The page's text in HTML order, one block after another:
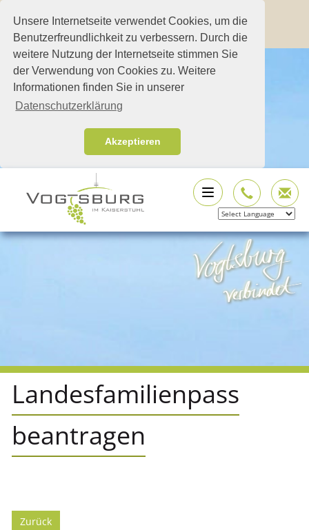
Unsere Internetseite verwendet Cookies, um die
Benutzerfreundlichkeit zu verbessern. Durch die
weitere Nutzung der Internetseite stimmen Sie
der Verwendung von Cookies zu. Weitere
Informationen finden Sie in unserer
Datenschutzerklärung
Akzeptieren
Landesfamilienpass
beantragen
Zurück